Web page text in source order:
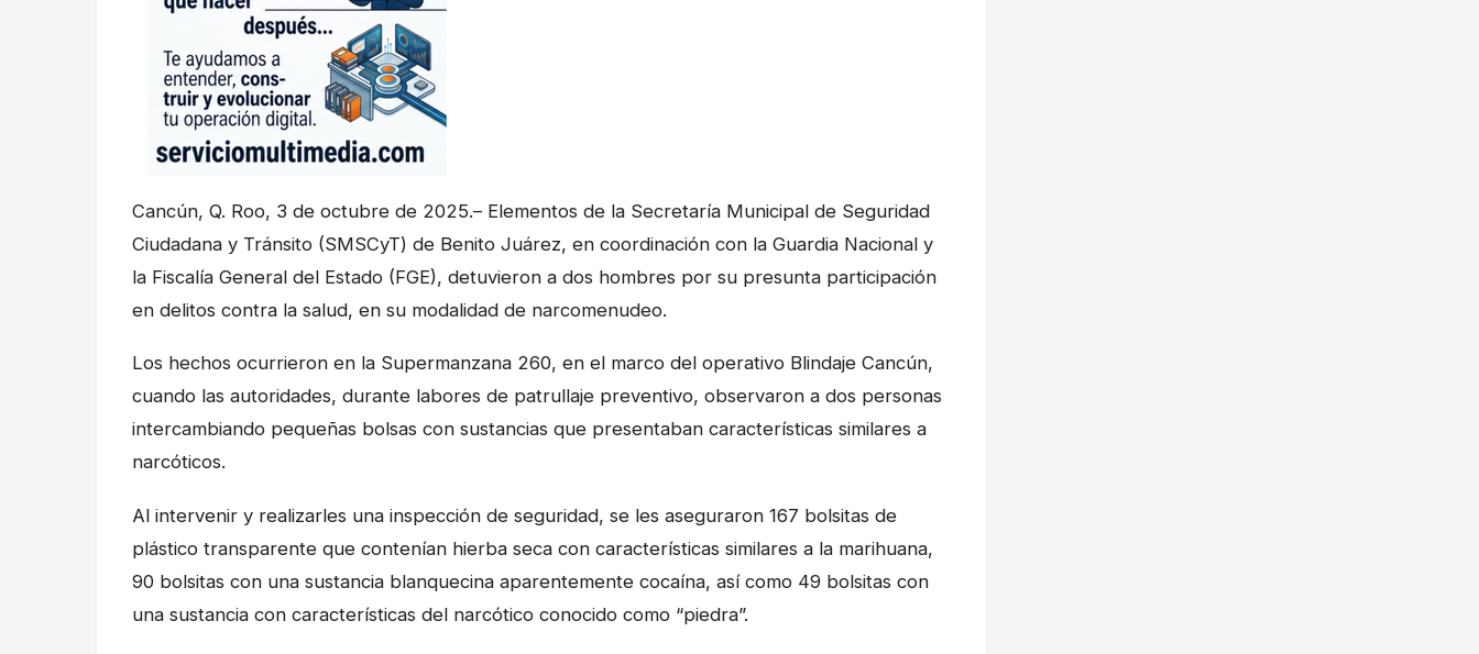
Cancún, Q. Roo, 3 de octubre de 2025.– Elementos de la Secretaría Municipal de Seguridad
Ciudadana y Tránsito (SMSCyT) de Benito Juárez, en coordinación con la Guardia Nacional y
la Fiscalía General del Estado (FGE), detuvieron a dos hombres por su presunta participación
en delitos contra la salud, en su modalidad de narcomenudeo.
Los hechos ocurrieron en la Supermanzana 260, en el marco del operativo Blindaje Cancún,
cuando las autoridades, durante labores de patrullaje preventivo, observaron a dos personas
intercambiando pequeñas bolsas con sustancias que presentaban características similares a
narcóticos.
Al intervenir y realizarles una inspección de seguridad, se les aseguraron 167 bolsitas de
plástico transparente que contenían hierba seca con características similares a la marihuana,
90 bolsitas con una sustancia blanquecina aparentemente cocaína, así como 49 bolsitas con
una sustancia con características del narcótico conocido como “piedra”.